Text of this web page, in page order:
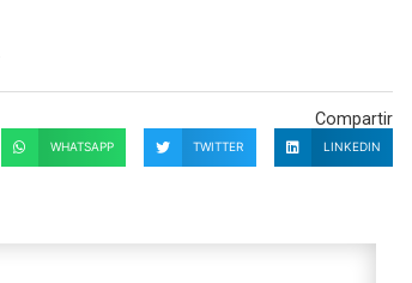
Compartir
WHATSAPP TWITTER LINKEDIN